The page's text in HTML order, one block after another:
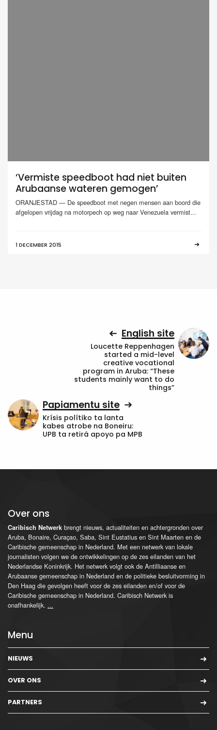
‘Vermiste speedboot had niet buiten
Arubaanse wateren gemogen’
ORANJESTAD — De speedboot met negen mensen aan boord die
afgelopen vrijdag na motorpech op weg naar Venezuela vermist...
1 DECEMBER 2015
English site
Loucette Reppenhagen
started a mid-level
creative vocational
program in Aruba: “These
students mainly want to do
things”
Papiamentu site
Krísis polítiko ta lanta
kabes atrobe na Boneiru:
UPB ta retirá apoyo pa MPB
Over ons
Caribisch Netwerk brengt nieuws, actualiteiten en achtergronden over
Aruba, Bonaire, Curaçao, Saba, Sint Eustatius en Sint Maarten en de
Caribische gemeenschap in Nederland. Met een netwerk van lokale
journalisten volgen we de ontwikkelingen op de zes eilanden van het
Nederlandse Koninkrijk. Het netwerk volgt ook de Antilliaanse en
Arubaanse gemeenschap in Nederland en de politieke besluitvorming in
Den Haag die gevolgen heeft voor de zes eilanden en/of voor de
Caribische gemeenschap in Nederland. Caribisch Netwerk is
onafhankelijk. ...
Menu
NIEUWS
OVER ONS
PARTNERS